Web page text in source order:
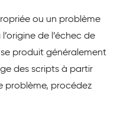
ou un problème
de l’échec de
produit généralement
des scripts à partir
problème, procédez